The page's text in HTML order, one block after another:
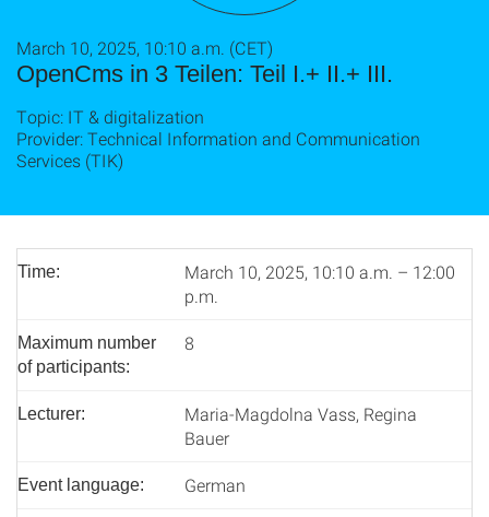
OpenCms in 3 Teilen: Teil I.+ II.+ III.
March 10, 2025, 10:10 a.m. (CET)
Topic: IT & digitalization
Provider: Technical Information and Communication
Services (TIK)
Time:
March 10, 2025, 10:10 a.m. – 12:00
p.m.
Maximum number
of participants:
8
Lecturer:
Maria-Magdolna Vass, Regina
Bauer
Event language: German